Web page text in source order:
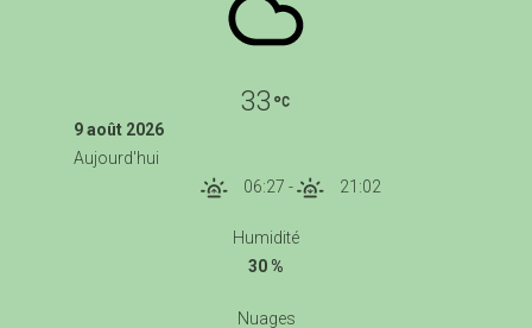
33
9 août 2026
Aujourd'hui
06:27 - 21:02
Humidité
30 %
Nuages